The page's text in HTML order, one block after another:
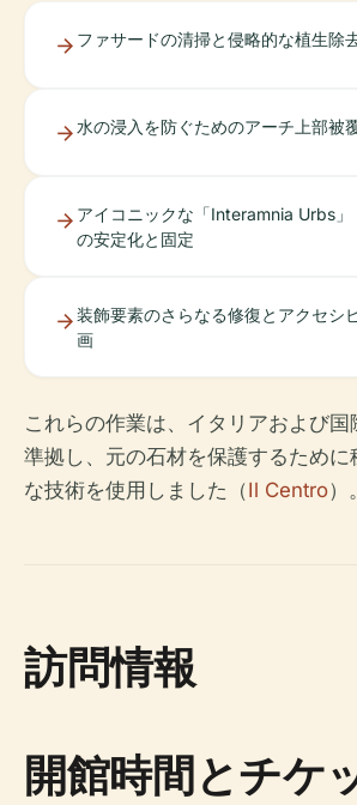
ファサードの清掃と侵略的な植生除
水の浸入を防ぐためのアーチ上部被
アイコニックな「Interamnia Urbs」
の安定化と固定
装飾要素のさらなる修復とアクセシ
画
これらの作業は、イタリアおよび国
準拠し、元の石材を保護するために
な技術を使用しました（Il Centro）。
訪問情報
開館時間とチケ